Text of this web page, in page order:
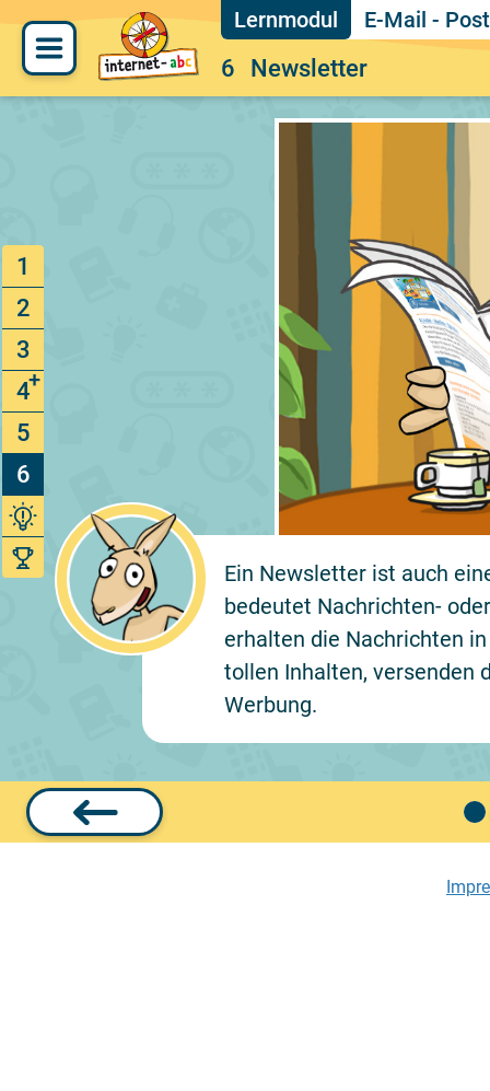
E-Mail -
6 Newsletter
1
2
3
4
5
6
Ein Newsletter ist auch
bedeutet Nachrichten-
erhalten die Nachrichten
tollen Inhalten, versenden
Werbung.